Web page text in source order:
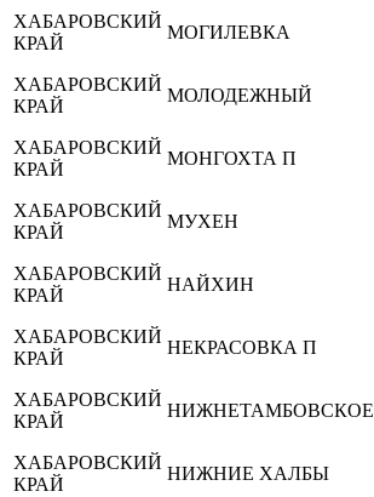
ХАБАРОВСКИЙ
КРАЙ
МОГИЛЕВКА
ХАБАРОВСКИЙ
КРАЙ
МОЛОДЕЖНЫЙ
ХАБАРОВСКИЙ
КРАЙ
МОНГОХТА П
ХАБАРОВСКИЙ
КРАЙ
МУХЕН
ХАБАРОВСКИЙ
КРАЙ
НАЙХИН
ХАБАРОВСКИЙ
КРАЙ
НЕКРАСОВКА П
ХАБАРОВСКИЙ
КРАЙ
НИЖНЕТАМБОВСКОЕ
ХАБАРОВСКИЙ
КРАЙ
НИЖНИЕ ХАЛБЫ